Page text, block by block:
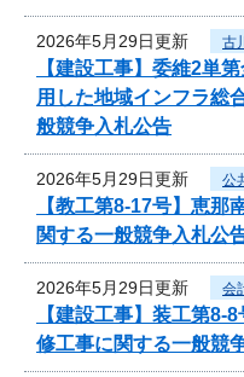
2026年5月29日更新 古
【建設工事】委維2
用した地域インフラ総
般競争入札公告
2026年5月29日更新 公
【教工第8-17号】恵那
関する一般競争入札公
2026年5月29日更新 会
【建設工事】装工第8-
修工事に関する一般競